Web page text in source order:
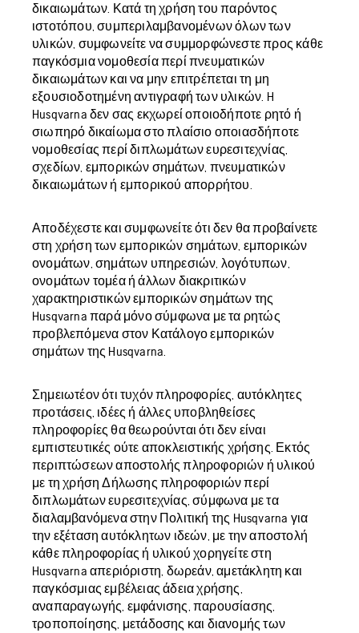
δικαιωμάτων. Κατά τη χρήση του παρόντος
ιστοτόπου, συμπεριλαμβανομένων όλων των
υλικών, συμφωνείτε να συμμορφώνεστε προς κάθε
παγκόσμια νομοθεσία περί πνευματικών
δικαιωμάτων και να μην επιτρέπεται τη μη
εξουσιοδοτημένη αντιγραφή των υλικών. H
Husqvarna δεν σας εκχωρεί οποιοδήποτε ρητό ή
σιωπηρό δικαίωμα στο πλαίσιο οποιασδήποτε
νομοθεσίας περί διπλωμάτων ευρεσιτεχνίας,
σχεδίων, εμπορικών σημάτων, πνευματικών
δικαιωμάτων ή εμπορικού απορρήτου.
Αποδέχεστε και συμφωνείτε ότι δεν θα προβαίνετε
στη χρήση των εμπορικών σημάτων, εμπορικών
ονομάτων, σημάτων υπηρεσιών, λογότυπων,
ονομάτων τομέα ή άλλων διακριτικών
χαρακτηριστικών εμπορικών σημάτων της
Husqvarna παρά μόνο σύμφωνα με τα ρητώς
προβλεπόμενα στον Κατάλογο εμπορικών
σημάτων της Husqvarna.
Σημειωτέον ότι τυχόν πληροφορίες, αυτόκλητες
προτάσεις, ιδέες ή άλλες υποβληθείσες
πληροφορίες θα θεωρούνται ότι δεν είναι
εμπιστευτικές ούτε αποκλειστικής χρήσης. Εκτός
περιπτώσεων αποστολής πληροφοριών ή υλικού
με τη χρήση Δήλωσης πληροφοριών περί
διπλωμάτων ευρεσιτεχνίας, σύμφωνα με τα
διαλαμβανόμενα στην Πολιτική της Husqvarna για
την εξέταση αυτόκλητων ιδεών, με την αποστολή
κάθε πληροφορίας ή υλικού χορηγείτε στη
Husqvarna απεριόριστη, δωρεάν, αμετάκλητη και
παγκόσμιας εμβέλειας άδεια χρήσης,
αναπαραγωγής, εμφάνισης, παρουσίασης,
τροποποίησης, μετάδοσης και διανομής των